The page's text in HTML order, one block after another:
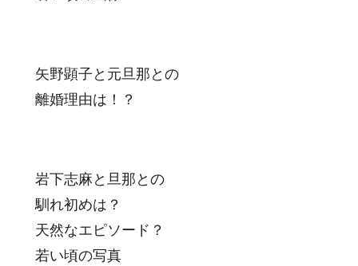
矢野顕子と元旦那との
離婚理由は！？
岩下志麻と旦那との
馴れ初めは？
天然なエピソード？
若い頃の写真